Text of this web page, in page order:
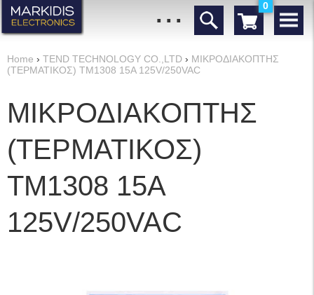
0
...
Home › TEND TECHNOLOGY CO.,LTD › ΜΙΚΡΟΔΙΑΚΟΠΤΗΣ
(ΤΕΡΜΑΤΙΚΟΣ) ΤΜ1308 15A 125V/250VAC
ΜΙΚΡΟΔΙΑΚΟΠΤΗΣ
(ΤΕΡΜΑΤΙΚΟΣ)
ΤΜ1308 15A
125V/250VAC